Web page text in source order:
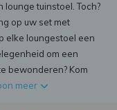
tuinstoel. Toch?
op uw set met
elke loungestoel een
om een
bewonderen? Kom
meer